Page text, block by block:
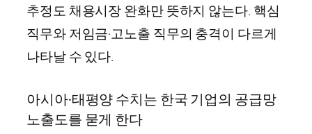
추정도 채용시장 완화만 뜻하지 않는다. 핵심
직무와 저임금·고노출 직무의 충격이 다르게
나타날 수 있다.
아시아·태평양 수치는 한국 기업의 공급망
노출도를 묻게 한다